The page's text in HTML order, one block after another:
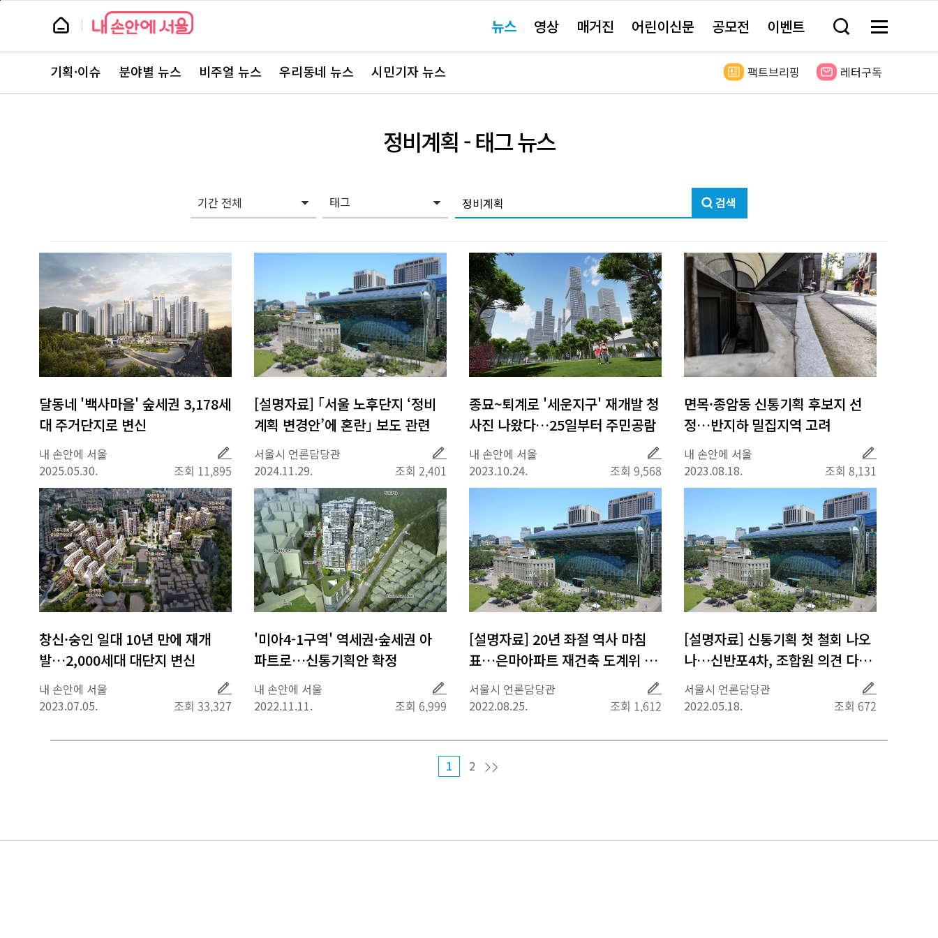
본
뉴
스 요뉴스 영상 매거진 어린이신문 공모전 이벤트 검
창
기
메
전
보
뉴
스
주
서
기획·이슈 분야별 뉴스 비주얼 뉴스 우리동네 뉴스 시민기자 뉴스 팩트브리핑 레터구독
정비계획- 태그 뉴스
기간 전체 태그 검
색
달동네 '백사마을' 숲세권 3,178세
대 주거단지로 변신
내 손안에 서울
2025.05.30.
취
재
조회 11,895
[설명자료] ｢서울 노후단지 ‘정비
계획 변경안’에 혼란｣ 보도 관련
서울시 언론담당관
2024.11.29.
취
재
조회 2,401
종묘~퇴계로 '세운지구' 재개발 청
사진 나왔다…25일부터 주민공람
내 손안에 서울
2023.10.24.
취
재
조회 9,568
면목·종암동 신통기획 후보지 선
정…반지하 밀집지역 고려
내 손안에 서울
2023.08.18.
취
재
조회 8,131
창신·숭인 일대 10년 만에 재개
발…2,000세대 대단지 변신
내 손안에 서울
2023.07.05.
취
재
조회 33,327
'미아4-1구역' 역세권·숲세권 아
파트로…신통기획안 확정
내 손안에 서울
2022.11.11.
취
재
조회 6,999
[설명자료] 20년 좌절 역사 마침
표…은마아파트 재건축 도계위 소
위 통과
서울시 언론담당관
2022.08.25.
취
재
조회 1,612
[설명자료] 신통기획 첫 철회 나오
나…신반포4차, 조합원 의견 다시
묻는다
서울시 언론담당관
2022.05.18.
취
재
조회 672
1 2
페